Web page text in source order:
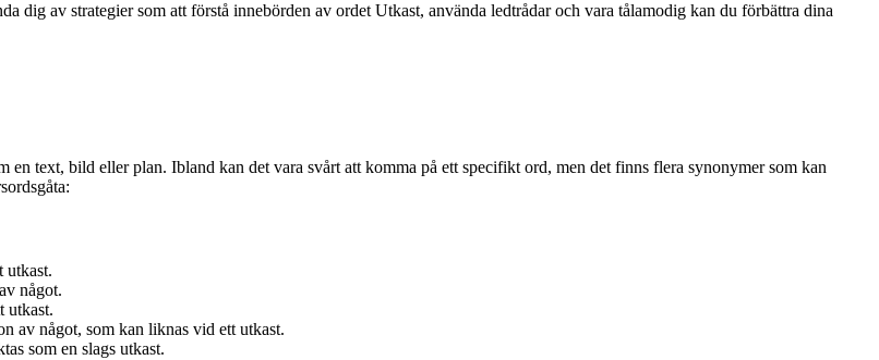
dig av strategier som att förstå innebörden av ordet Utkast, använda ledtrådar och vara tålamodig kan du förbättra dina
text, bild eller plan. Ibland kan det vara svårt att komma på ett specifikt ord, men det finns flera synonymer som kan
utkast.
något.
utkast.
av något, som kan liknas vid ett utkast.
som en slags utkast.